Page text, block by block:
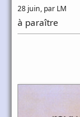
28 juin, par LM
à paraître